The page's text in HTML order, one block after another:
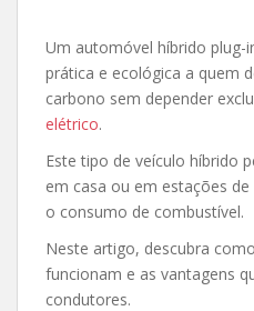
Um automóvel híbrido plug-
prática e ecológica a quem
carbono sem depender
elétrico.
Este tipo de veículo híbrido
em casa ou em estações
o consumo de combustível.
Neste artigo, descubra
funcionam e as vantagens
condutores.